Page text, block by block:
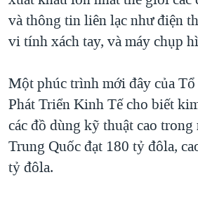
Đi
tới
TỰ DO BÁO CHÍ
VẠCH TRẦN TIN GIẢ
ĐỜI SỐNG
KINH TẾ
KHOA HỌC
SỨC KHOẺ
CHUYÊN ĐỀ
CHIẾN TRANH THƯƠNG MẠI CỦA
TẠI
MỘT NĂM CHIẾN TRANH TẠI DẢI
GIẢI MÃ VÀNH ĐAI & CON ĐƯỜNG
NGÀY TỊ NẠN THẾ GIỚI
TRỊNH VĨNH BÌNH - NGƯỜI HẠ 'BÊN
HỌC TIẾNG ANH
NGHE
MẠNG XÃ HỘI
và thông tin liên lạc như điện
vi tính xách tay, và máy chụp
Một phúc trình mới đây của
Phát Triển Kinh Tế cho biết
các đồ dùng kỹ thuật cao trong
Trung Quốc đạt 180 tỷ đôla,
tỷ đôla.